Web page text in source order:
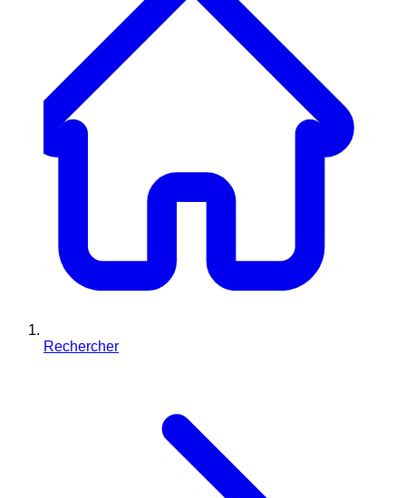
Rechercher